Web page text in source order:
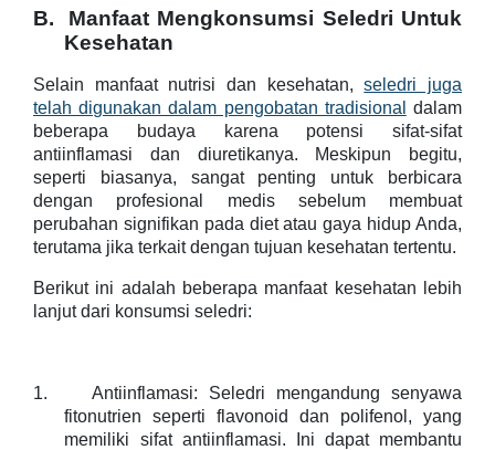
B.
Manfaat Mengkonsumsi Seledri Untuk
Kesehatan
Selain manfaat nutrisi dan kesehatan,seledri juga
telah digunakan dalam pengobatan tradisional
dalam
beberapa budaya karena potensi sifat-sifat
antiinflamasi dan diuretikanya. Meskipun begitu,
seperti biasanya, sangat penting untuk berbicara
dengan profesional medis sebelum membuat
perubahan signifikan pada diet atau gaya hidup Anda,
terutama jika terkait dengan tujuan kesehatan tertentu.
Berikut ini adalah beberapa manfaat kesehatan lebih
lanjut dari konsumsi seledri:
1.
Antiinflamasi: Seledri mengandung senyawa
fitonutrien seperti flavonoid dan polifenol, yang
memiliki sifat antiinflamasi. Ini dapat membantu